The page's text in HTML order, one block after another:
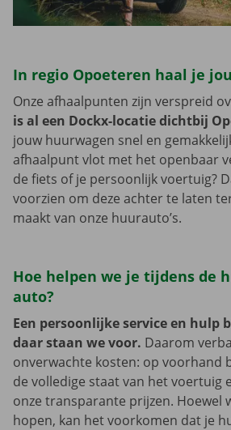
In regio Opoeteren haal je
Onze afhaalpunten zijn verspreid
is al een Dockx-locatie dichtbij
jouw huurwagen snel en
afhaalpunt vlot met het openbaar
de fiets of je persoonlijk voertuig?
voorzien om deze achter te laten
maakt van onze huurauto’s.
Hoe helpen we je tijdens de
auto?
Een persoonlijke service en hulp
daar staan we voor. Daarom
onverwachte kosten: op voorhand
de volledige staat van het voertuig
onze transparante prijzen. Hoewel
hopen, kan het voorkomen dat je